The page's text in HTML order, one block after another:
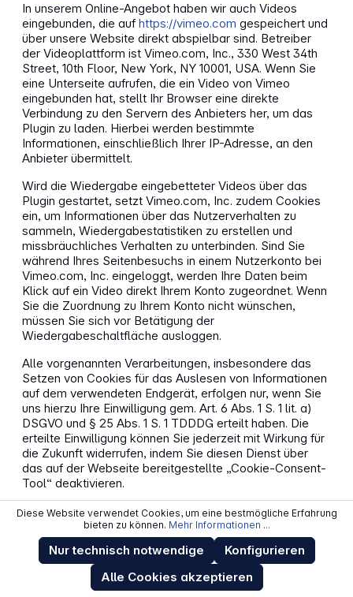
In unserem Online-Angebot haben wir auch Videos
eingebunden, die aufhttps://vimeo.com gespeichert und
über unsere Website direkt abspielbar sind. Betreiber
der Videoplattform ist Vimeo.com, Inc., 330 West 34th
Street, 10th Floor, New York, NY 10001, USA. Wenn Sie
eine Unterseite aufrufen, die ein Video von Vimeo
eingebunden hat, stellt Ihr Browser eine direkte
Verbindung zu den Servern des Anbieters her, um das
Plugin zu laden. Hierbei werden bestimmte
Informationen, einschließlich Ihrer IP-Adresse, an den
Anbieter übermittelt.
Wird die Wiedergabe eingebetteter Videos über das
Plugin gestartet, setzt Vimeo.com, Inc. zudem Cookies
ein, um Informationen über das Nutzerverhalten zu
sammeln, Wiedergabestatistiken zu erstellen und
missbräuchliches Verhalten zu unterbinden. Sind Sie
während Ihres Seitenbesuchs in einem Nutzerkonto bei
Vimeo.com, Inc. eingeloggt, werden Ihre Daten beim
Klick auf ein Video direkt Ihrem Konto zugeordnet. Wenn
Sie die Zuordnung zu Ihrem Konto nicht wünschen,
müssen Sie sich vor Betätigung der
Wiedergabeschaltfläche ausloggen.
Alle vorgenannten Verarbeitungen, insbesondere das
Setzen von Cookies für das Auslesen von Informationen
auf dem verwendeten Endgerät, erfolgen nur, wenn Sie
uns hierzu Ihre Einwilligung gem. Art. 6 Abs. 1 S. 1 lit. a)
DSGVO und § 25 Abs. 1 S. 1 TDDDG erteilt haben. Die
erteilte Einwilligung können Sie jederzeit mit Wirkung für
die Zukunft widerrufen, indem Sie diesen Dienst über
das auf der Webseite bereitgestellte „Cookie-Consent-
Tool“ deaktivieren.
Für Datenübermittlungen in die USA hat sich die
Vimeo.com, Inc. dem EU-US-Datenschutzrahmen (EU-
US Data Privacy Framework) angeschlossen, das auf
Basis eines Angemessenheitsbeschlusses der
Europäischen Kommission die Einhaltung des
europäischen Datenschutzniveaus sicherstellt.
Diese Website verwendet Cookies, um eine bestmögliche Erfahrung
bieten zu können. Mehr Informationen ...
Nur technisch notwendige
Konfigurieren
Alle Cookies akzeptieren